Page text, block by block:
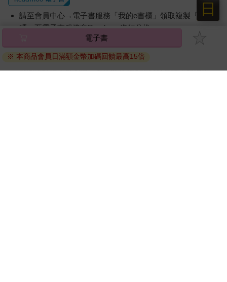
請至會員中心→電子書服務「我的e書櫃」領取複製『兌換
碼』至電子書服務商Readmoo進行兌換。
因版權保護，您在金石堂所購買的電子書僅能以金石堂專屬
的閱讀軟體開啟閱讀，無法以其他閱讀器或直接下載檔案。
電子書
※ 本商品會員日滿額金幣加碼回饋最高15倍
日